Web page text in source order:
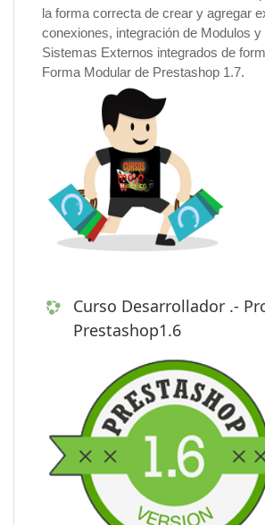
la forma correcta de crear y agregar
conexiones, integración de Modulos
Sistemas Externos integrados de
Forma Modular de Prestashop 1.7.
Curso Desarrollador .-
Prestashop1.6